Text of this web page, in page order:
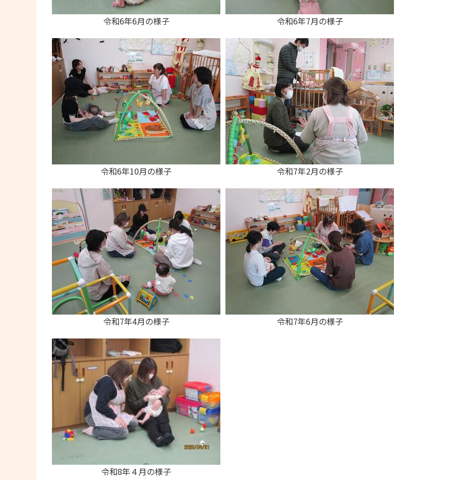
令和6年6月の様子 令和6年7月の様子
令和6年10月の様子 令和7年2月の様子
令和7年4月の様子 令和7年6月の様子
令和8年４月の様子